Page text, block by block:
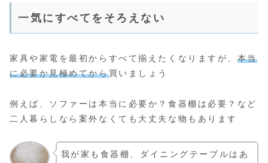
一気にすべてをそろえない
家具や家電を最初からすべて揃えたくなりますが、 本当
に必要か見極めてから買いましょう
例えば、ソファーは本当に必要か？食器棚は必要？など
二人暮らしなら案外なくても大丈夫な物もあります
我が家も食器棚、ダイニングテーブルはあ